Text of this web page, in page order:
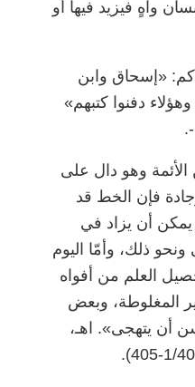
واهٍ فيزيد فيها أو
«إسحاق وابن
دفنوا كتبهم»
.
وهو دال على
فإن الخط قد
أن يزاد في
ذلك، وأمّا اليوم
العلم من أفواه
المغلوطة، وبعض
أن يتهجى». اهـ،